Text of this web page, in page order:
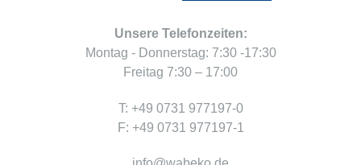
Unsere Telefonzeiten:
Montag - Donnerstag: 7:30 -17:30
Freitag 7:30 – 17:00
T: +49 0731 977197-0
F: +49 0731 977197-1